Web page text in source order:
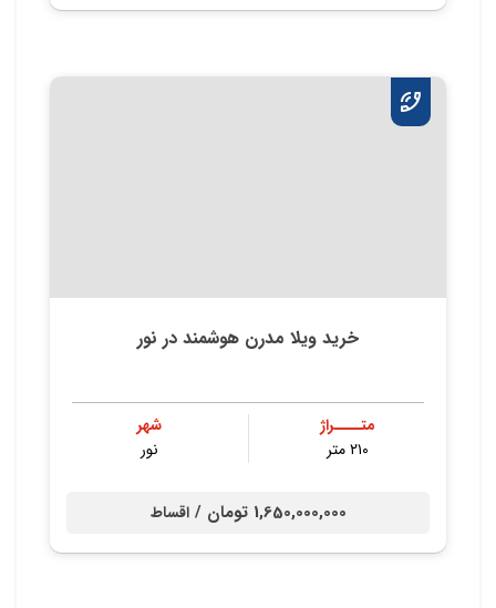
خرید ویلا مدرن هوشمند در نور
متــــراژ
۲۱۰ متر
شهر
نور
1,650,000,000 تومان / اقساط